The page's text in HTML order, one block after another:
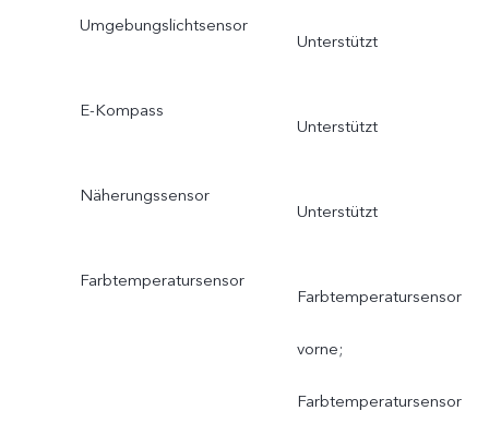
Umgebungslichtsensor
Unterstützt
E-Kompass
Unterstützt
Näherungssensor
Unterstützt
Farbtemperatursensor
Farbtemperatursensor
vorne;
Farbtemperatursensor